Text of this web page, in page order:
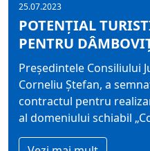
25.07.2023
POTENȚIAL
PENTRU
Președintele Consiliului
Corneliu Ștefan, a
contractul pentru
al domeniului schiabil